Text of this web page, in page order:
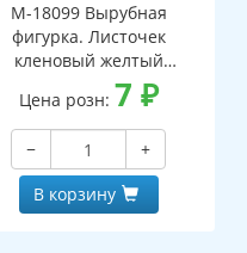
М-18099 Вырубная
фигурка. Листочек
кленовый желтый
(двухсторонняя, ВД-лак)
Цена розн: 7 ₽
−
+
В корзину